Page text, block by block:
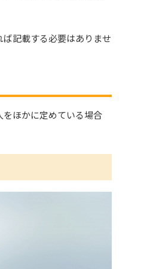
記載する必要はありませ
ほかに定めている場合